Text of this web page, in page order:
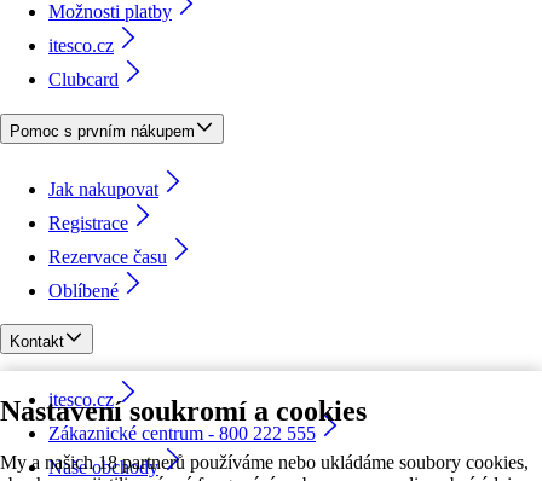
Nastavení soukromí a cookies
My a našich 18 partnerů používáme nebo ukládáme soubory cookies,
Možnosti platby
itesco.cz
Clubcard
Pomoc s prvním nákupem
Jak nakupovat
Registrace
Rezervace času
Oblíbené
Kontakt
itesco.cz
Zákaznické centrum - 800 222 555
Naše obchody